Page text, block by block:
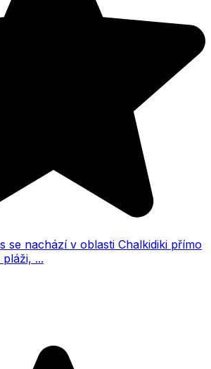
se nachází v oblasti Chalkidiki přímo
...